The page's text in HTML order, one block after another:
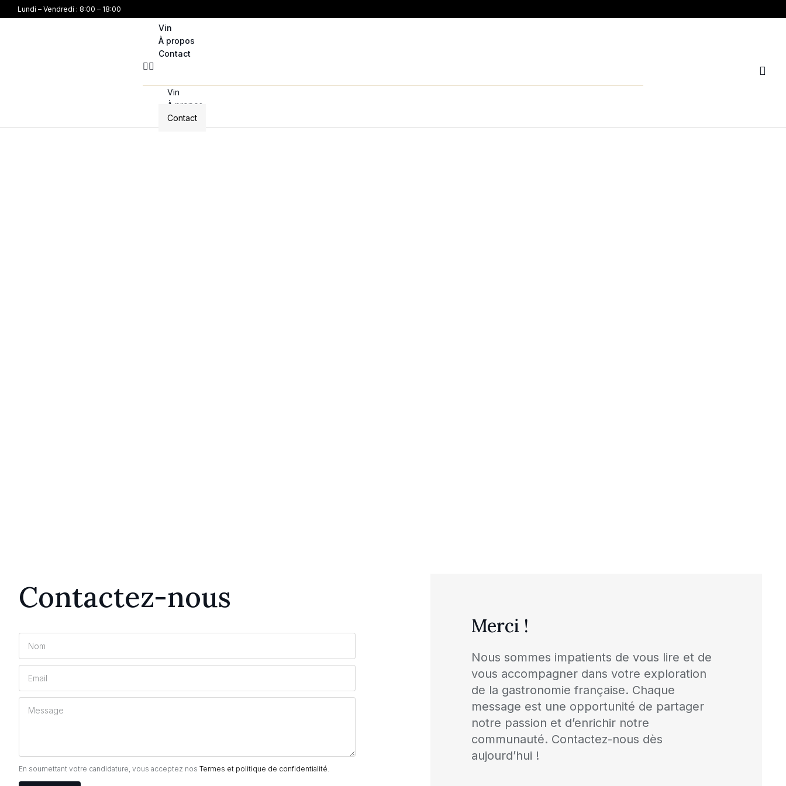
Lundi – Vendredi : 8:00 – 18:00
Vin
À propos
Contact
Vin
À propos
Contact
Contactez-nous
En soumettant votre candidature, vous acceptez nos Termes et politique de confidentialité.
Merci !
Nous sommes impatients de vous lire et de
vous accompagner dans votre exploration
de la gastronomie française. Chaque
message est une opportunité de partager
notre passion et d’enrichir notre
communauté. Contactez-nous dès
aujourd’hui !